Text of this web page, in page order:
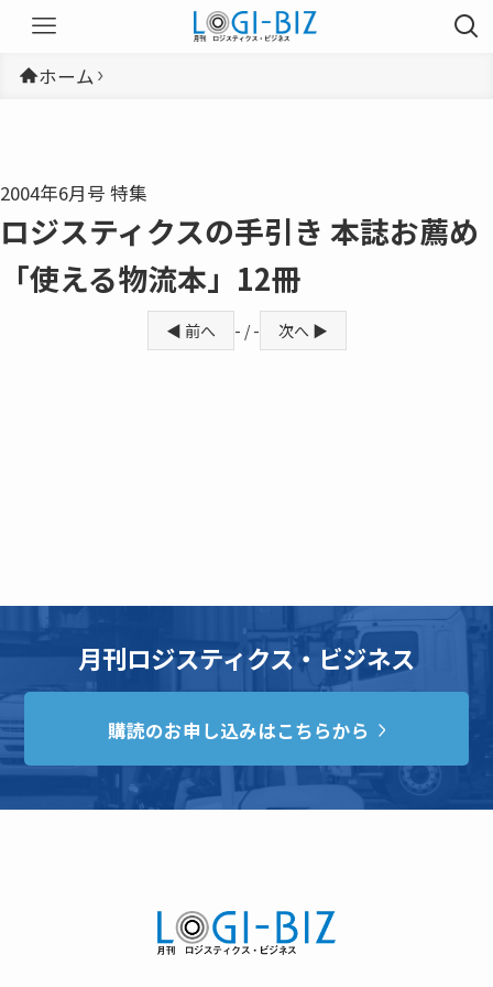
ホーム
2004年6月号 特集
ロジスティクスの手引き 本誌お薦め
「使える物流本」12冊
◀ 前へ - / - 次へ ▶
月刊ロジスティクス・ビジネス
購読のお申し込みはこちらから